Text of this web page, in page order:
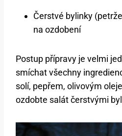
Čerstvé bylinky
na ozdobení
Postup přípravy je velmi
smíchat všechny
solí, pepřem, olivovým
ozdobte salát čerstvými